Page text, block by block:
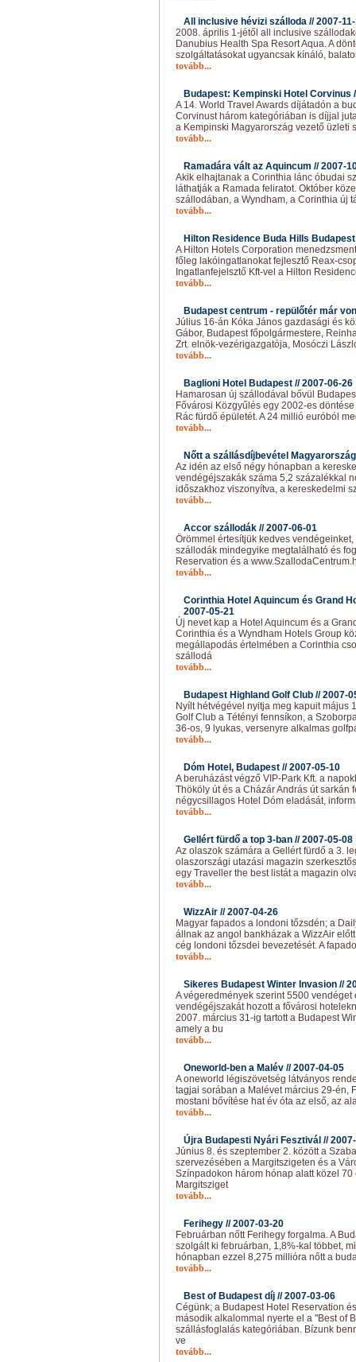
All inclusive hévizi szálloda //2007-
2008. április 1-jétől all inclusive
Danubius Health Spa Resort Aqua. A
szolgáltatásokat ugyancsak kínáló,
tovább...
Budapest: Kempinski Hotel Corvinus
A 14. World Travel Awards díjátadón a
Corvinust három kategóriában is díjjal
a Kempinski Magyarország vezető üzleti
tovább...
Ramadára vált az Aquincum //2007-
Akik elhajtanak a Corinthia lánc óbudai
láthatják a Ramada feliratot. Október
szállodában, a Wyndham, a Corinthia új
tovább...
Hilton Residence Buda Hills
A Hilton Hotels Corporation
főleg lakóingatlanokat fejlesztő Reax-
Ingatlanfejelsztő Kft-vel a Hilton
tovább...
Budapest centrum - repülőtér már
Július 16-án Kóka János gazdasági és
Gábor, Budapest főpolgármestere,
Zrt. elnök-vezérigazgatója, Mosóczi
tovább...
Baglioni Hotel Budapest //2007-06-26
Hamarosan új szállodával bővül
Fővárosi Közgyűlés egy 2002-es
Rác fürdő épületét. A 24 millió euróból
tovább...
Nőtt a szállásdíjbevétel
Az idén az első négy hónapban a
vendégéjszakák száma 5,2 százalékkal
időszakhoz viszonyítva, a kereskedelmi
tovább...
Accor szállodák //2007-06-01
Örömmel értesítjük kedves
szállodák mindegyike megtalálható és
Reservation és a
tovább...
Corinthia Hotel Aquincum és Grand
2007-05-21
Új nevet kap a Hotel Aquincum és a
Corinthia és a Wyndham Hotels Group
megállapodás értelmében a Corinthia
szállodá
tovább...
Budapest Highland Golf Club //2007-
Nyílt hétvégével nyitja meg kapuit május
Golf Club a Tétényi fennsíkon, a
36-os, 9 lyukas, versenyre alkalmas
tovább...
Dóm Hotel, Budapest //2007-05-10
A beruházást végző VIP-Park Kft. a
Thököly út és a Cházár András út sarkán
négycsillagos Hotel Dóm eladását,
tovább...
Gellért fürdő a top 3-ban //2007-05-08
Az olaszok számára a Gellért fürdő a 3.
olaszországi utazási magazin
egy Traveller the best listát a magazin
tovább...
WizzAir //2007-04-26
Magyar fapados a londoni tőzsdén; a
állnak az angol bankházak a WizzAir
cég londoni tőzsdei bevezetését. A
tovább...
Sikeres Budapest Winter Invasion //
A végeredmények szerint 5500 vendéget
vendégéjszakát hozott a fővárosi
2007. március 31-ig tartott a Budapest
amely a bu
tovább...
Oneworld-ben a Malév //2007-04-05
A oneworld légiszövetség látványos
tagjai sorában a Malévet március 29-én,
mostani bővítése hat év óta az első, az
tovább...
Újra Budapesti Nyári Fesztivál //
Június 8. és szeptember 2. között a
szervezésében a Margitszigeten és a
Színpadokon három hónap alatt közel 70
Margitsziget
tovább...
Ferihegy //2007-03-20
Februárban nőtt Ferihegy forgalma. A
szolgált ki februárban, 1,8%-kal többet,
hónapban ezzel 8,275 millióra nőtt a
tovább...
Best of Budapest díj //2007-03-06
Cégünk; a Budapest Hotel Reservation
második alkalommal nyerte el a "Best of
szállásfoglalás kategóriában. Bízunk
ve
tovább...